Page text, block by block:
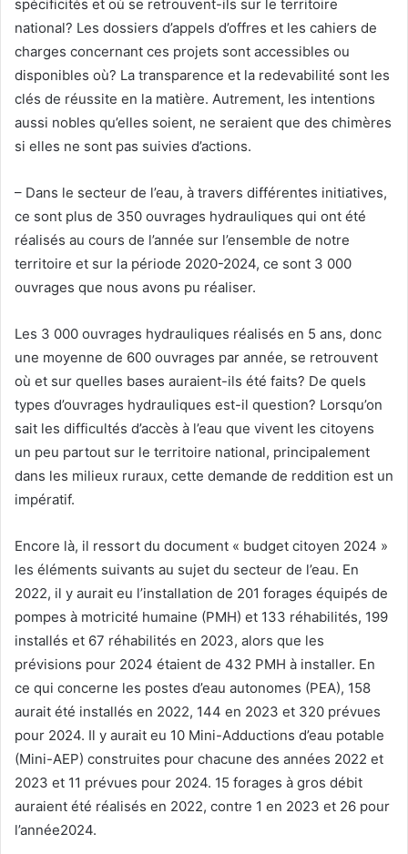
spécificités et où se retrouvent-ils sur le territoire
national? Les dossiers d’appels d’offres et les cahiers de
charges concernant ces projets sont accessibles ou
disponibles où? La transparence et la redevabilité sont les
clés de réussite en la matière. Autrement, les intentions
aussi nobles qu’elles soient, ne seraient que des chimères
si elles ne sont pas suivies d’actions.
– Dans le secteur de l’eau, à travers différentes initiatives,
ce sont plus de 350 ouvrages hydrauliques qui ont été
réalisés au cours de l’année sur l’ensemble de notre
territoire et sur la période 2020-2024, ce sont 3 000
ouvrages que nous avons pu réaliser.
Les 3 000 ouvrages hydrauliques réalisés en 5 ans, donc
une moyenne de 600 ouvrages par année, se retrouvent
où et sur quelles bases auraient-ils été faits? De quels
types d’ouvrages hydrauliques est-il question? Lorsqu’on
sait les difficultés d’accès à l’eau que vivent les citoyens
un peu partout sur le territoire national, principalement
dans les milieux ruraux, cette demande de reddition est un
impératif.
Encore là, il ressort du document « budget citoyen 2024 »
les éléments suivants au sujet du secteur de l’eau. En
2022, il y aurait eu l’installation de 201 forages équipés de
pompes à motricité humaine (PMH) et 133 réhabilités, 199
installés et 67 réhabilités en 2023, alors que les
prévisions pour 2024 étaient de 432 PMH à installer. En
ce qui concerne les postes d’eau autonomes (PEA), 158
aurait été installés en 2022, 144 en 2023 et 320 prévues
pour 2024. Il y aurait eu 10 Mini-Adductions d’eau potable
(Mini-AEP) construites pour chacune des années 2022 et
2023 et 11 prévues pour 2024. 15 forages à gros débit
auraient été réalisés en 2022, contre 1 en 2023 et 26 pour
l’année2024.